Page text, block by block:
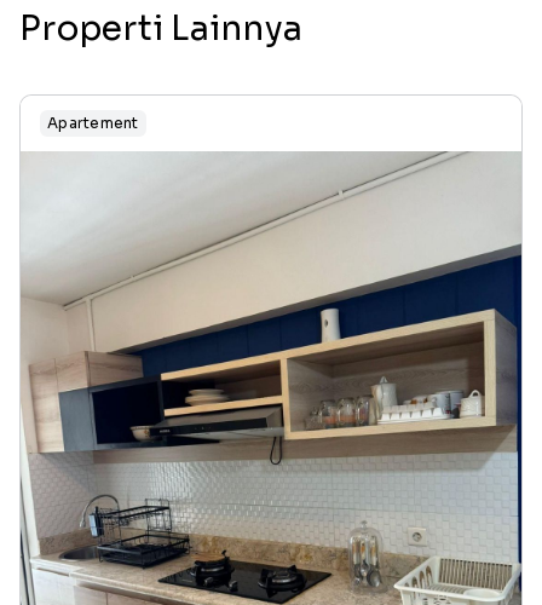
Properti Lainnya
Apartement